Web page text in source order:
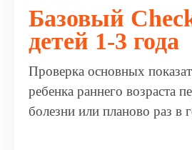
Базовый
детей 1-3 года
Проверка основных
ребенка раннего возраста
болезни или планово раз в